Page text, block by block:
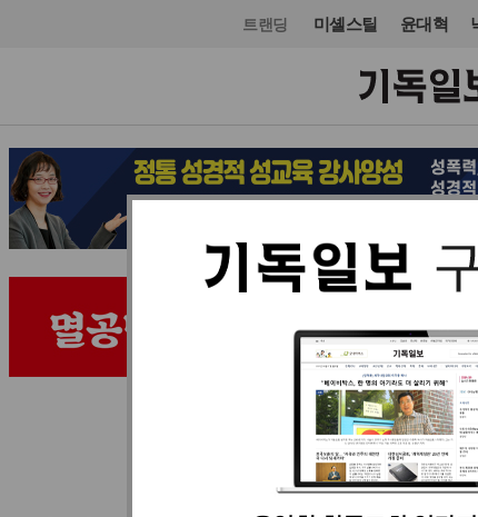
트랜딩 미셸스틸 윤대혁
목회·신학 입력 2021.